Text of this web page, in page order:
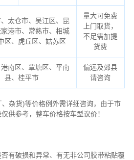
太仓市、吴江区、昆
港市、常熟市、相城
区、虎丘区、姑苏区
量大可免费
上门取货，
不足需加提
货费
南区、覃塘区、平南
县、桂平市
偏远及郊县
请咨询
杂货)等价格例外需详细咨询，由于市
供参考，整车价格按车型议价！
有破损和异常、有无非公司胶带粘贴覆